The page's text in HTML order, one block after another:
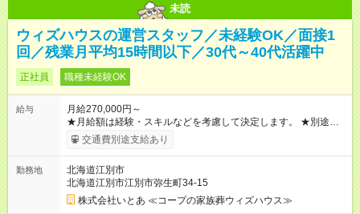
未読
ウィズハウスの運営スタッフ／未経験OK／面接1
回／残業月平均15時間以下／30代～40代活躍中
正社員 職種未経験OK
給与
月給270,000円～
★月給額は経験・スキルなどを考慮して決定します。 ★別途、
賞与（年2回）のほか、残業代などの各種手当があります。 【試
用期間】試用期間なし
交通費別途支給あり
勤務地
北海道江別市
北海道江別市江別市弥生町34-15
株式会社いとあ ≪コープの家族葬ウィズハウス≫